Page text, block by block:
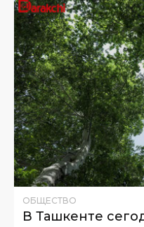
ОБЩЕСТВО
В Ташкенте